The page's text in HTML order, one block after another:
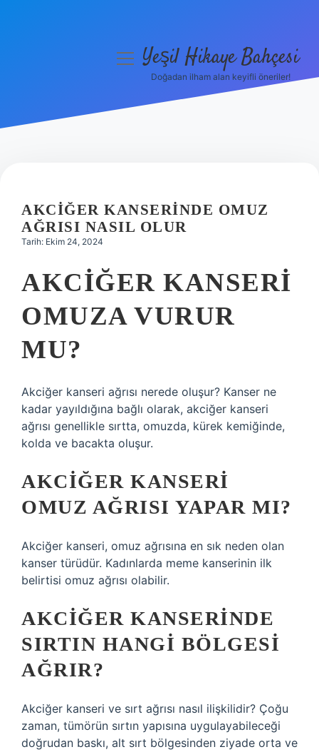
Hakkımızda
menüyüYeşil Hikaye Bahçesi
Doğadan ilham alan keyifli öneriler!
AKCIĞER KANSERINDE OMUZ
AĞRISI NASIL OLUR
Tarih: Ekim 24, 2024
AKCIĞER KANSERI
OMUZA VURUR
MU?
Akciğer kanseri ağrısı nerede oluşur? Kanser ne
kadar yayıldığına bağlı olarak, akciğer kanseri
ağrısı genellikle sırtta, omuzda, kürek kemiğinde,
kolda ve bacakta oluşur.
AKCIĞER KANSERI
OMUZ AĞRISI YAPAR MI?
Akciğer kanseri, omuz ağrısına en sık neden olan
kanser türüdür. Kadınlarda meme kanserinin ilk
belirtisi omuz ağrısı olabilir.
AKCIĞER KANSERINDE
SIRTIN HANGI BÖLGESI
AĞRIR?
Akciğer kanseri ve sırt ağrısı nasıl ilişkilidir? Çoğu
zaman, tümörün sırtın yapısına uygulayabileceği
doğrudan baskı, alt sırt bölgesinden ziyade orta ve